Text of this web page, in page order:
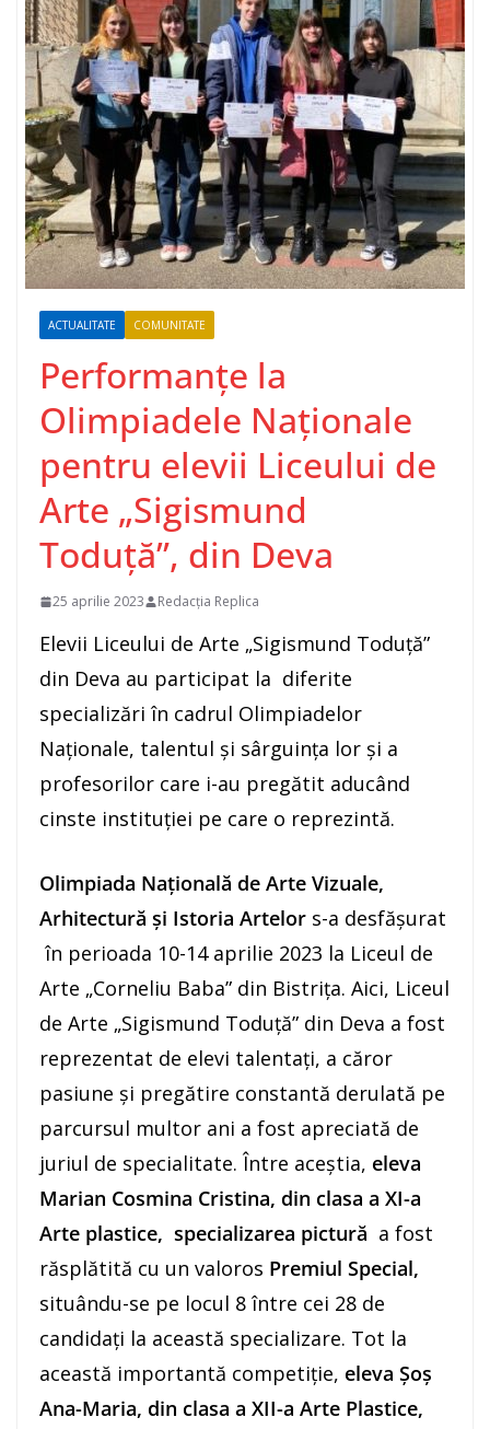
ACTUALITATE COMUNITATE
Performanțe la
Olimpiadele Naționale
pentru elevii Liceului de
Arte „Sigismund
Toduță”, din Deva
25 aprilie 2023 Redacția Replica
Elevii Liceului de Arte „Sigismund Toduță”
din Deva au participat la diferite
specializări în cadrul Olimpiadelor
Naționale, talentul și sârguința lor și a
profesorilor care i-au pregătit aducând
cinste instituției pe care o reprezintă.
Olimpiada Națională de Arte Vizuale,
Arhitectură și Istoria Artelor s-a desfășurat
în perioada 10-14 aprilie 2023 la Liceul de
Arte „Corneliu Baba” din Bistrița. Aici, Liceul
de Arte „Sigismund Toduță” din Deva a fost
reprezentat de elevi talentați, a căror
pasiune și pregătire constantă derulată pe
parcursul multor ani a fost apreciată de
juriul de specialitate. Între aceștia, eleva
Marian Cosmina Cristina, din clasa a XI-a
Arte plastice, specializarea pictură a fost
răsplătită cu un valoros Premiul Special,
situându-se pe locul 8 între cei 28 de
candidați la această specializare. Tot la
această importantă competiție, eleva Șoș
Ana-Maria, din clasa a XII-a Arte Plastice,